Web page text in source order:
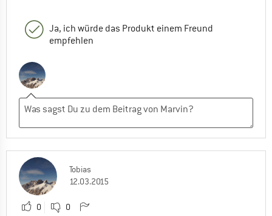
Ja, ich würde das Produkt einem Freund
empfehlen
Tobias
12.03.2015
0 0